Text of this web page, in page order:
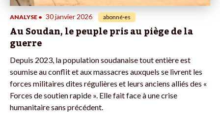
ANALYSE • 30 janvier 2026 abonné·es
Au Soudan, le peuple pris au piège de la
guerre
Depuis 2023, la population soudanaise tout entière est
soumise au conflit et aux massacres auxquels se livrent les
forces militaires dites régulières et leurs anciens alliés des «
Forces de soutien rapide ». Elle fait face à une crise
humanitaire sans précédent.